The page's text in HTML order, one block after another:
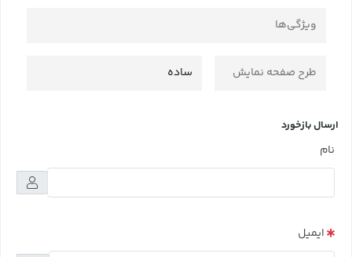
ویژگی‌ها
طرح صفحه نمایش ساده
ارسال بازخورد
نام
ایمیل